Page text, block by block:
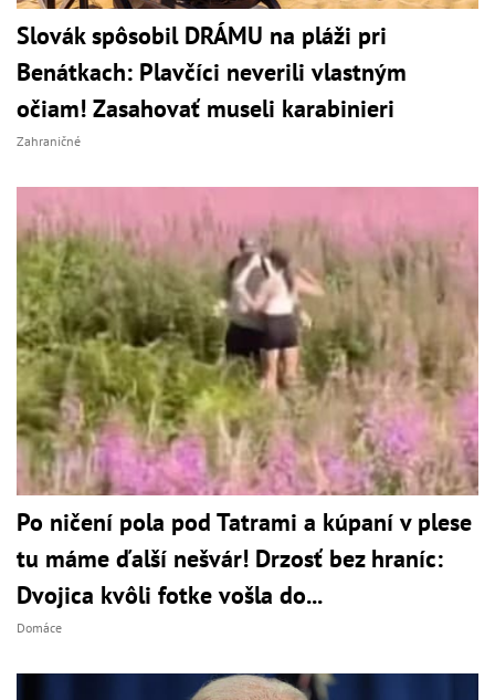
Slovák spôsobil DRÁMU na pláži pri
Benátkach: Plavčíci neverili vlastným
očiam! Zasahovať museli karabinieri
Zahraničné
Po ničení pola pod Tatrami a kúpaní v plese
tu máme ďalší nešvár! Drzosť bez hraníc:
Dvojica kvôli fotke vošla do...
Domáce